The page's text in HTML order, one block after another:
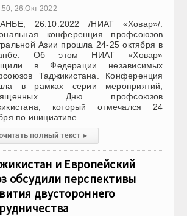
26.Окт 2022
26.10.2022 /НИАТ «Ховар»/.
конференция профсоюзов
Азии прошла 24-25 октября в
Об этом НИАТ «Ховар»
в Федерации независимых
Таджикистана. Конференция
в рамках серии мероприятий,
Дню профсоюзов
который отмечался 24
по инициативе
полный текст ▸
и Европейский
обсудили перспективы
двустороннего